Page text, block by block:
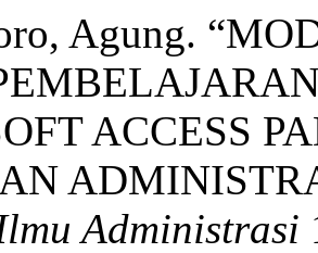
Agung.
ACCESS
Administrasi